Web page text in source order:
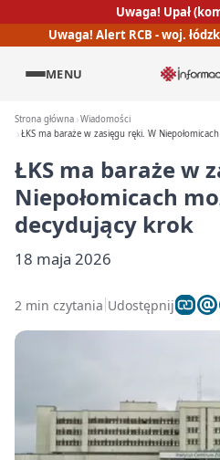
Uwaga! Upał
Uwaga! Alert RCB - woj.
MENU
Strona główna Wiadomości
ŁKS ma baraże w zasięgu ręki. W
ŁKS ma baraże w
Niepołomicach
decydujący krok
18 maja 2026
2 min czytania Udostępnij